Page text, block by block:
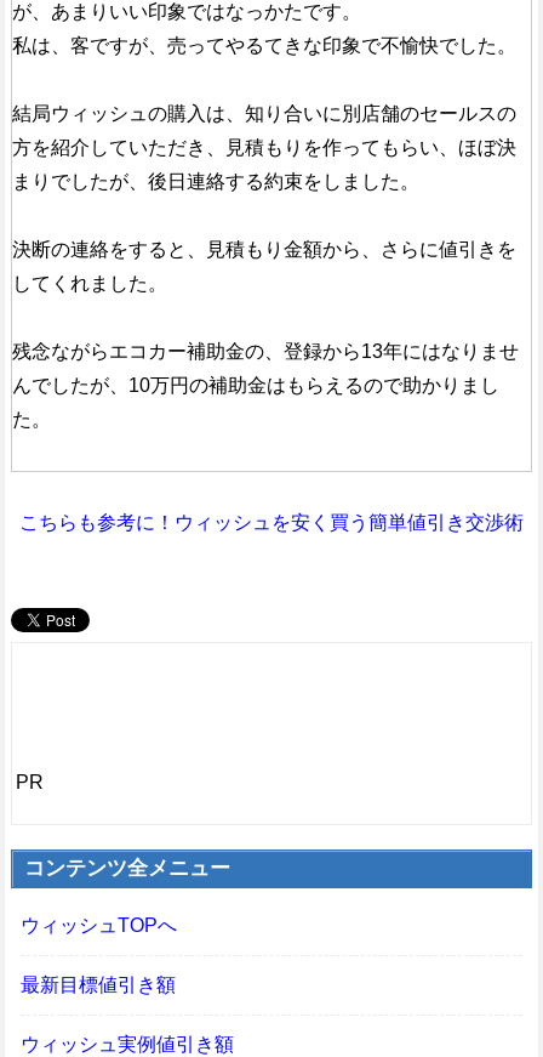
が、あまりいい印象ではなっかたです。
私は、客ですが、売ってやるてきな印象で不愉快でした。
結局ウィッシュの購入は、知り合いに別店舗のセールスの
方を紹介していただき、見積もりを作ってもらい、ほぼ決
まりでしたが、後日連絡する約束をしました。
決断の連絡をすると、見積もり金額から、さらに値引きを
してくれました。
残念ながらエコカー補助金の、登録から13年にはなりませ
んでしたが、10万円の補助金はもらえるので助かりまし
た。
こちらも参考に！ウィッシュを安く買う簡単値引き交渉術
PR
コンテンツ全メニュー
ウィッシュTOPへ
最新目標値引き額
ウィッシュ実例値引き額